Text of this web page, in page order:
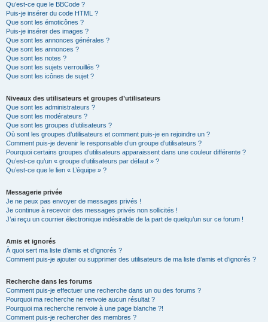
Qu’est-ce que le BBCode ?
Puis-je insérer du code HTML ?
Que sont les émoticônes ?
Puis-je insérer des images ?
Que sont les annonces générales ?
Que sont les annonces ?
Que sont les notes ?
Que sont les sujets verrouillés ?
Que sont les icônes de sujet ?
Niveaux des utilisateurs et groupes d’utilisateurs
Que sont les administrateurs ?
Que sont les modérateurs ?
Que sont les groupes d’utilisateurs ?
Où sont les groupes d’utilisateurs et comment puis-je en rejoindre un ?
Comment puis-je devenir le responsable d’un groupe d’utilisateurs ?
Pourquoi certains groupes d’utilisateurs apparaissent dans une couleur différente ?
Qu’est-ce qu’un « groupe d’utilisateurs par défaut » ?
Qu’est-ce que le lien « L’équipe » ?
Messagerie privée
Je ne peux pas envoyer de messages privés !
Je continue à recevoir des messages privés non sollicités !
J’ai reçu un courrier électronique indésirable de la part de quelqu’un sur ce forum !
Amis et ignorés
À quoi sert ma liste d’amis et d’ignorés ?
Comment puis-je ajouter ou supprimer des utilisateurs de ma liste d’amis et d’ignorés ?
Recherche dans les forums
Comment puis-je effectuer une recherche dans un ou des forums ?
Pourquoi ma recherche ne renvoie aucun résultat ?
Pourquoi ma recherche renvoie à une page blanche ?!
Comment puis-je rechercher des membres ?